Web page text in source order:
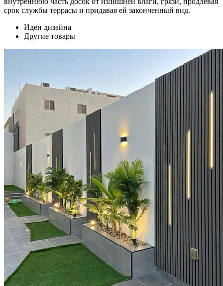
срок службы террасы и придавая ей законченный вид.
Идеи дизайна
Другие товары